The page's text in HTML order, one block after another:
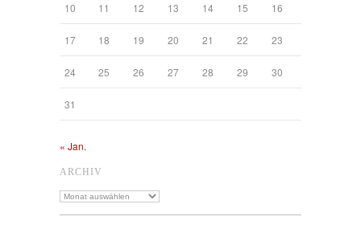
10 11 12 13 14 15 16
17 18 19 20 21 22 23
24 25 26 27 28 29 30
31
« Jan.
ARCHIV
Archiv